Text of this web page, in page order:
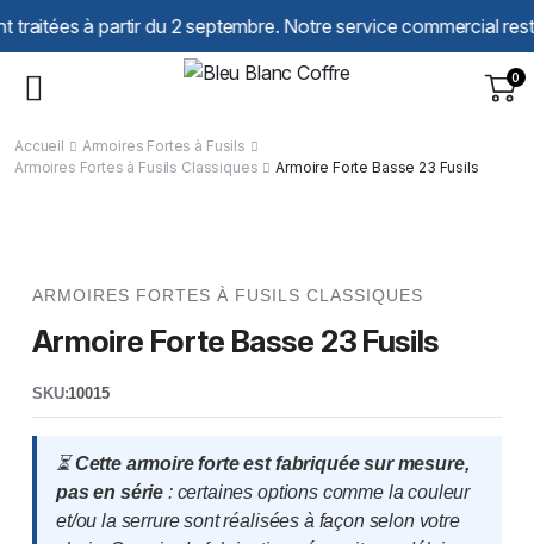
à partir du 2 septembre. Notre service commercial reste à
0
Accueil
Armoires Fortes à Fusils
Armoires Fortes à Fusils Classiques
Armoire Forte Basse 23 Fusils
ARMOIRES FORTES À FUSILS CLASSIQUES
Armoire Forte Basse 23 Fusils
SKU:10015
⏳Cette armoire forte est fabriquée sur mesure,
pas en série : certaines options comme la couleur
et/ou la serrure sont réalisées à façon selon votre
Panneau de gestion des cookies